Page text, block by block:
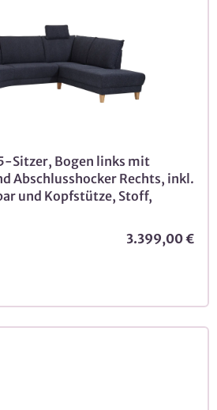
Sitzer, Bogen links mit
Abschlusshocker Rechts, inkl.
und Kopfstütze, Stoff,
3.399,00 €